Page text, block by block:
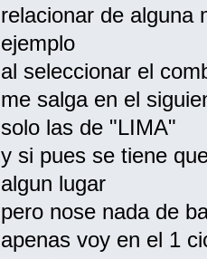
relacionar de alguna
ejemplo
al seleccionar el
me salga en el
solo las de "LIMA"
y si pues se tiene
algun lugar
pero nose nada de
apenas voy en el 1